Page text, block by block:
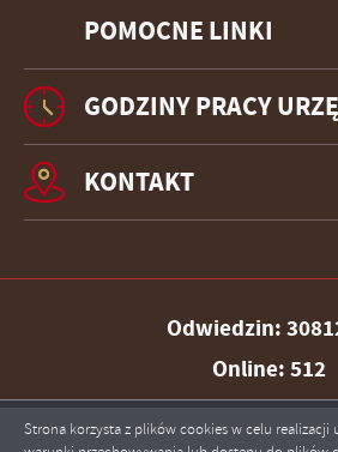
POMOCNE LINKI
GODZINY PRACY
KONTAKT
Odwiedzin:
Online: 512
Strona korzysta z plików cookies w celu realizacji